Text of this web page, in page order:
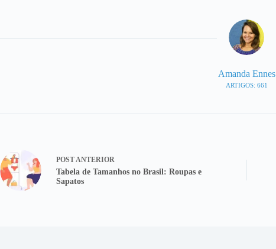
Amanda Ennes
ARTIGOS: 661
POSTANTERIOR
Tabela de Tamanhos no Brasil: Roupas e
Sapatos